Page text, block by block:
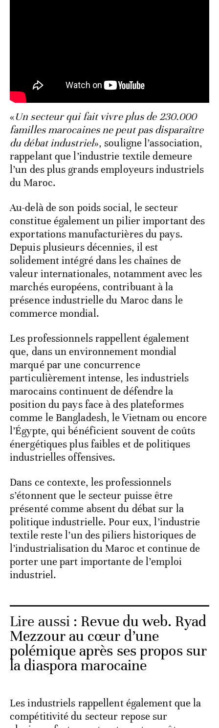
«Un secteur qui fait vivre plus de 230.000
familles marocaines ne peut pas disparaître
du débat industriel», souligne l’association,
rappelant que l’industrie textile demeure
l’un des plus grands employeurs industriels
du Maroc.
Au-delà de son poids social, le secteur
constitue également un pilier important des
exportations manufacturières du pays.
Depuis plusieurs décennies, il est
solidement intégré dans les chaînes de
valeur internationales, notamment avec les
marchés européens, contribuant à la
présence industrielle du Maroc dans le
commerce mondial.
Les professionnels rappellent également
que, dans un environnement mondial
marqué par une concurrence
particulièrement intense, les industriels
marocains continuent de défendre la
position du pays face à des plateformes
comme le Bangladesh, le Vietnam ou encore
l’Égypte, qui bénéficient souvent de coûts
énergétiques plus faibles et de politiques
industrielles offensives.
Dans ce contexte, les professionnels
s’étonnent que le secteur puisse être
présenté comme absent du débat sur la
politique industrielle. Pour eux, l’industrie
textile reste l’un des piliers historiques de
l’industrialisation du Maroc et continue de
porter une part importante de l’emploi
industriel.
Lire aussi : Revue du web. Ryad
Mezzour au cœur d’une
polémique après ses propos sur
la diaspora marocaine
Les industriels rappellent également que la
compétitivité du secteur repose sur